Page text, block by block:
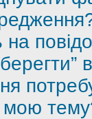
на
мою